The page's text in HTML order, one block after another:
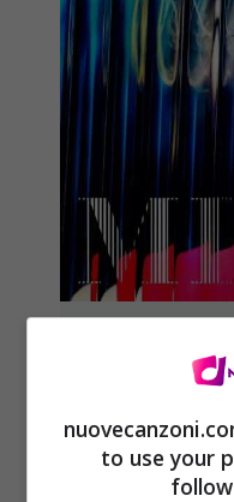
Tracklist
album 2012
to use your